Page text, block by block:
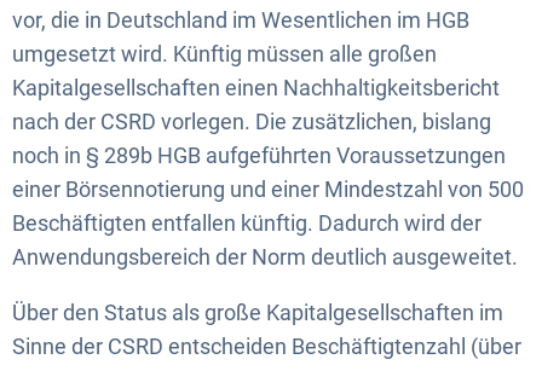
vor, die in Deutschland im Wesentlichen im HGB
umgesetzt wird. Künftig müssen alle großen
Kapitalgesellschaften einen Nachhaltigkeitsbericht
nach der CSRD vorlegen. Die zusätzlichen, bislang
noch in § 289b HGB aufgeführten Voraussetzungen
einer Börsennotierung und einer Mindestzahl von 500
Beschäftigten entfallen künftig. Dadurch wird der
Anwendungsbereich der Norm deutlich ausgeweitet.
Über den Status als große Kapitalgesellschaften im
Sinne der CSRD entscheiden Beschäftigtenzahl (über